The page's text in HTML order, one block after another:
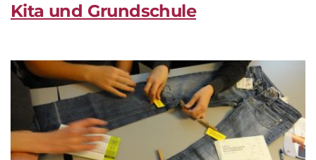
Kita und Grundschule